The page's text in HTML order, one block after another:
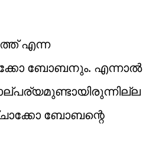
എന്ന
ബോബനും. എന്നാൽ
ബോബന്റെ